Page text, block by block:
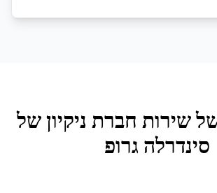
שירות חברת ניקיוןשל
סינדרלה גרופ